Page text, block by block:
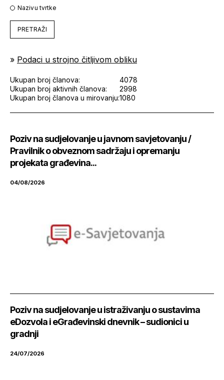
Nazivu tvrtke
PRETRAŽI
» Podaci u strojno čitljivom obliku
Ukupan broj članova:
4078
Ukupan broj aktivnih članova:
2998
Ukupan broj članova u mirovanju:1080
Poziv na sudjelovanje u javnom savjetovanju /
Pravilnik o obveznom sadržaju i opremanju
projekata građevina...
04/08/2026
Poziv na sudjelovanje u istraživanju o sustavima
eDozvola i eGrađevinski dnevnik – sudionici u
gradnji
24/07/2026